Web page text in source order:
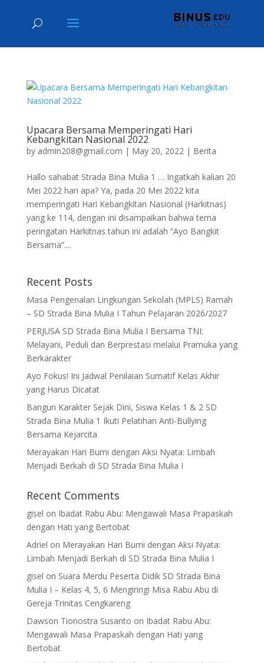
Upacara Bersama Memperingati Hari
Kebangkitan Nasional 2022
by admin208@gmail.com | May 20, 2022| Berita
Hallo sahabat Strada Bina Mulia 1 … Ingatkah kalian 20
Mei 2022 hari apa? Ya, pada 20 Mei 2022 kita
memperingati Hari Kebangkitan Nasional (Harkitnas)
yang ke 114, dengan ini disampaikan bahwa tema
peringatan Harkitnas tahun ini adalah “Ayo Bangkit
Bersama”....
Recent Posts
Masa Pengenalan Lingkungan Sekolah (MPLS) Ramah
– SD Strada Bina Mulia I Tahun Pelajaran 2026/2027
PERJUSA SD Strada Bina Mulia I Bersama TNI:
Melayani, Peduli dan Berprestasi melalui Pramuka yang
Berkarakter
Ayo Fokus! Ini Jadwal Penilaian Sumatif Kelas Akhir
yang Harus Dicatat
Bangun Karakter Sejak Dini, Siswa Kelas 1 & 2 SD
Strada Bina Mulia 1 Ikuti Pelatihan Anti-Bullying
Bersama Kejarcita
Merayakan Hari Bumi dengan Aksi Nyata: Limbah
Menjadi Berkah di SD Strada Bina Mulia I
Recent Comments
gisel on Ibadat Rabu Abu: Mengawali Masa Prapaskah
dengan Hati yang Bertobat
Adriel on Merayakan Hari Bumi dengan Aksi Nyata:
Limbah Menjadi Berkah di SD Strada Bina Mulia I
gisel on Suara Merdu Peserta Didik SD Strada Bina
Mulia I – Kelas 4, 5, 6 Mengiringi Misa Rabu Abu di
Gereja Trinitas Cengkareng
Dawson Tionostra Susanto on Ibadat Rabu Abu:
Mengawali Masa Prapaskah dengan Hati yang
Bertobat